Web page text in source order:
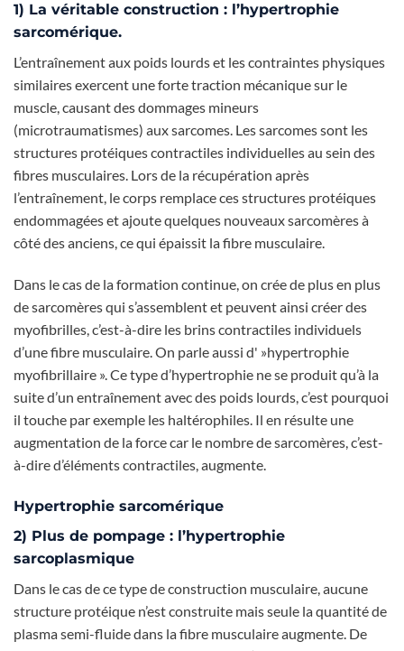
1) La véritable construction : l’hypertrophie
sarcomérique.
L’entraînement aux poids lourds et les contraintes physiques
similaires exercent une forte traction mécanique sur le
muscle, causant des dommages mineurs
(microtraumatismes) aux sarcomes. Les sarcomes sont les
structures protéiques contractiles individuelles au sein des
fibres musculaires. Lors de la récupération après
l’entraînement, le corps remplace ces structures protéiques
endommagées et ajoute quelques nouveaux sarcomères à
côté des anciens, ce qui épaissit la fibre musculaire.
Dans le cas de la formation continue, on crée de plus en plus
de sarcomères qui s’assemblent et peuvent ainsi créer des
myofibrilles, c’est-à-dire les brins contractiles individuels
d’une fibre musculaire. On parle aussi d' »hypertrophie
myofibrillaire ». Ce type d’hypertrophie ne se produit qu’à la
suite d’un entraînement avec des poids lourds, c’est pourquoi
il touche par exemple les haltérophiles. Il en résulte une
augmentation de la force car le nombre de sarcomères, c’est-
à-dire d’éléments contractiles, augmente.
Hypertrophie sarcomérique
2) Plus de pompage : l’hypertrophie
sarcoplasmique
Dans le cas de ce type de construction musculaire, aucune
structure protéique n’est construite mais seule la quantité de
plasma semi-fluide dans la fibre musculaire augmente. De